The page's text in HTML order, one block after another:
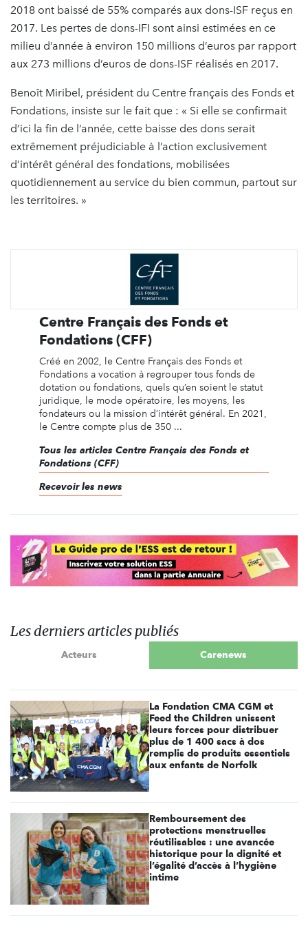
2018 ont baissé de 55% comparés aux dons-ISF reçus en
2017. Les pertes de dons-IFI sont ainsi estimées en ce
milieu d’année à environ 150 millions d’euros par rapport
aux 273 millions d’euros de dons-ISF réalisés en 2017.
Benoît Miribel, président du Centre français des Fonds et
Fondations, insiste sur le fait que : « Si elle se confirmait
d’ici la fin de l’année, cette baisse des dons serait
extrêmement préjudiciable à l’action exclusivement
d’intérêt général des fondations, mobilisées
quotidiennement au service du bien commun, partout sur
les territoires. »
Centre Français des Fonds et
Fondations (CFF)
Créé en 2002, le Centre Français des Fonds et
Fondations a vocation à regrouper tous fonds de
dotation ou fondations, quels qu’en soient le statut
juridique, le mode opératoire, les moyens, les
fondateurs ou la mission d’intérêt général. En 2021,
le Centre compte plus de 350 ...
Tous les articles Centre Français des Fonds et
Fondations (CFF)
Recevoir les news
Les derniers articles publiés
Acteurs Carenews
La Fondation CMA CGM et
Feed the Children unissent
leurs forces pour distribuer
plus de 1 400 sacs à dos
remplis de produits essentiels
aux enfants de Norfolk
Remboursement des
protections menstruelles
réutilisables : une avancée
historique pour la dignité et
l’égalité d’accès à l’hygiène
intime